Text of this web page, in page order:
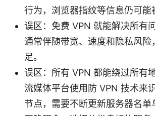
行为，浏览器指纹等信息仍可能
误区：免费 VPN 就能解决所有
通常伴随带宽、速度和隐私风险
足。
误区：所有 VPN 都能绕过所有
流媒体平台使用防 VPN 技术来
节点，需要不断更新服务器名单